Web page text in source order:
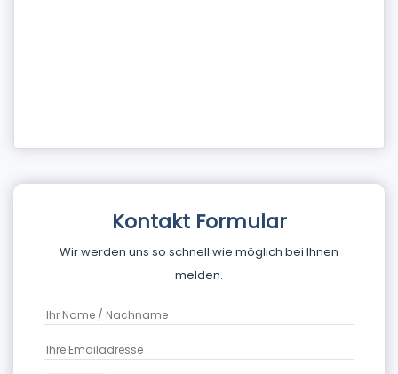
Kontakt Formular
Wir werden uns so schnell wie möglich bei Ihnen
melden.